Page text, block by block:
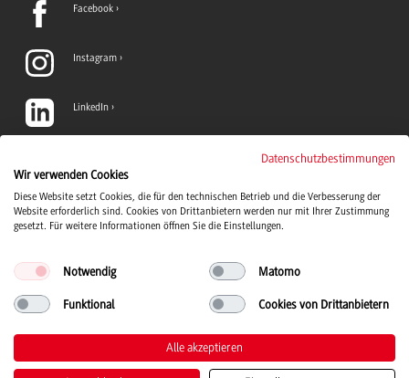
Facebook
Instagram
LinkedIn
YouTube
© 2026 Duale Hochschule Baden-Württemberg
Datenschutzbestimmungen
Wir verwenden Cookies
Diese Website setzt Cookies, die für den technischen Betrieb und die Verbesserung der
Website erforderlich sind. Cookies von Drittanbietern werden nur mit Ihrer Zustimmung
gesetzt. Für weitere Informationen öffnen Sie die Einstellungen.
Notwendig Matomo
Funktional Cookies von Drittanbietern
Alle akzeptieren